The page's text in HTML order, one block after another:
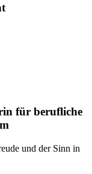
für berufliche
und der Sinn in